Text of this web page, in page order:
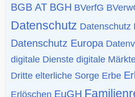
BGB AT BGH BVerfG
Datenschutz Datenschutz
Datenschutz Europa
digitale Dienste digitale
Dritte elterliche Sorge Erbe
Erlöschen EuGH